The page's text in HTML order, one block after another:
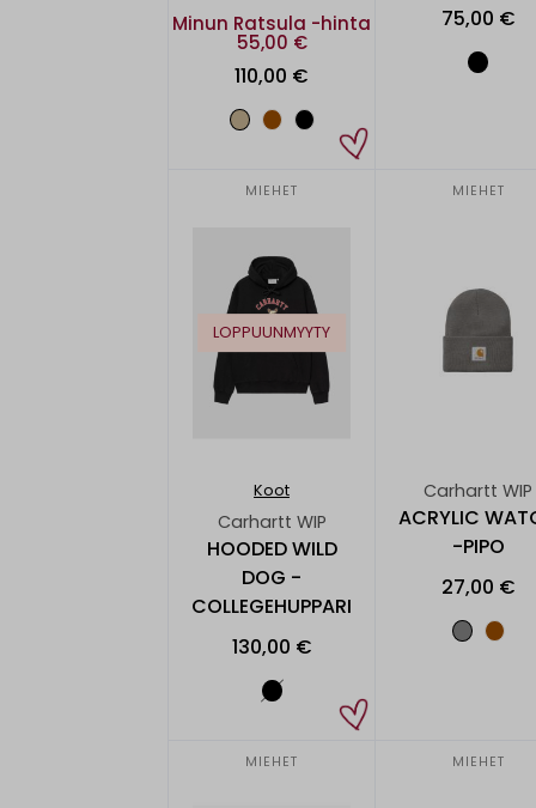
Minun Ratsula -hinta
55,00 €
110,00 €
75,00 €
MIEHET
LOPPUUNMYYTY
Koot
Carhartt WIP
HOODED WILD
DOG -
COLLEGEHUPPARI
130,00 €
MIEHET
Carhartt WIP
ACRYLIC
-PIPO
27,00 €
MIEHET MIEHET